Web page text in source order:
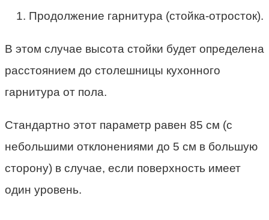
Продолжение гарнитура (стойка-отросток).
В этом случае высота стойки будет определена
расстоянием до столешницы кухонного
гарнитура от пола.
Стандартно этот параметр равен 85 см (с
небольшими отклонениями до 5 см в большую
сторону) в случае, если поверхность имеет
один уровень.